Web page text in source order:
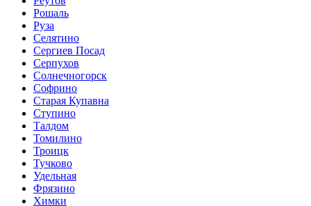
Рошаль
Руза
Селятино
Сергиев Посад
Серпухов
Солнечногорск
Софрино
Старая Купавна
Ступино
Талдом
Томилино
Троицк
Тучково
Удельная
Фрязино
Химки